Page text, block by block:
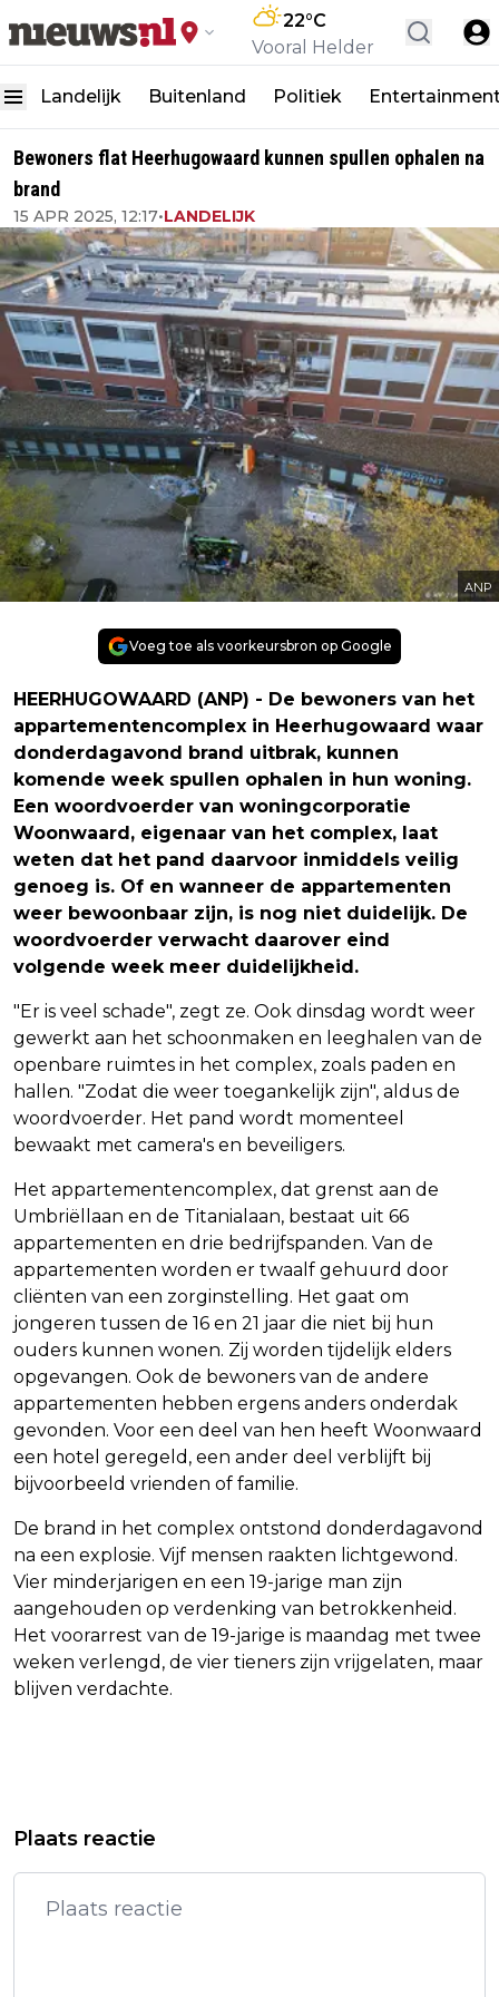
22°C
Vooral Helder
Landelijk Buitenland Politiek
Bewoners flat Heerhugowaard kunnen spullen ophalen na
brand
15 APR 2025, 12:17•LANDELIJK
ANP
Voeg toe als voorkeursbron op Google
HEERHUGOWAARD (ANP) - De bewoners van het
appartementencomplex in Heerhugowaard waar
donderdagavond brand uitbrak, kunnen
komende week spullen ophalen in hun woning.
Een woordvoerder van woningcorporatie
Woonwaard, eigenaar van het complex, laat
weten dat het pand daarvoor inmiddels veilig
genoeg is. Of en wanneer de appartementen
weer bewoonbaar zijn, is nog niet duidelijk. De
woordvoerder verwacht daarover eind
volgende week meer duidelijkheid.
"Er is veel schade", zegt ze. Ook dinsdag wordt weer
gewerkt aan het schoonmaken en leeghalen van de
openbare ruimtes in het complex, zoals paden en
hallen. "Zodat die weer toegankelijk zijn", aldus de
woordvoerder. Het pand wordt momenteel
bewaakt met camera's en beveiligers.
Het appartementencomplex, dat grenst aan de
Umbriëllaan en de Titanialaan, bestaat uit 66
appartementen en drie bedrijfspanden. Van de
appartementen worden er twaalf gehuurd door
cliënten van een zorginstelling. Het gaat om
jongeren tussen de 16 en 21 jaar die niet bij hun
ouders kunnen wonen. Zij worden tijdelijk elders
opgevangen. Ook de bewoners van de andere
appartementen hebben ergens anders onderdak
gevonden. Voor een deel van hen heeft Woonwaard
een hotel geregeld, een ander deel verblijft bij
bijvoorbeeld vrienden of familie.
De brand in het complex ontstond donderdagavond
na een explosie. Vijf mensen raakten lichtgewond.
Vier minderjarigen en een 19-jarige man zijn
aangehouden op verdenking van betrokkenheid.
Het voorarrest van de 19-jarige is maandag met twee
weken verlengd, de vier tieners zijn vrijgelaten, maar
blijven verdachte.
OP TOT EINDE OORLOG
RIVM WAARSCHUWT: 'EET GEEN
EIEREN VAN HOBBYKIPPEN DOOR
SCHADELIJKE PFAS-GEHALTES'
Plaats reactie